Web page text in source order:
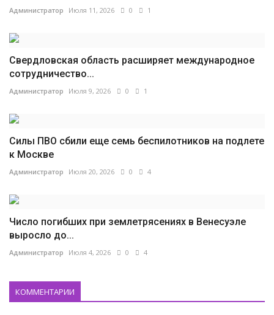
Администратор Июля 11, 2026 0 1
Свердловская область расширяет международное
сотрудничество...
Администратор Июля 9, 2026 0 1
Силы ПВО сбили еще семь беспилотников на подлете
к Москве
Администратор Июля 20, 2026 0 4
Число погибших при землетрясениях в Венесуэле
выросло до...
Администратор Июля 4, 2026 0 4
КОММЕНТАРИИ